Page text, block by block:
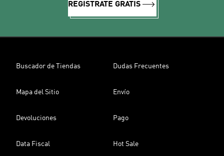
REGÍSTRATE GRATIS
Buscador de Tiendas Dudas Frecuentes
Mapa del Sitio Envío
Devoluciones Pago
Data Fiscal Hot Sale